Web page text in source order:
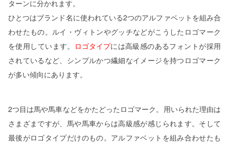
ターンに分かれます。
ひとつはブランド名に使われている2つのアルファベットを組み合
わせたもの。ルイ・ヴィトンやグッチなどがこうしたロゴマーク
を使用しています。
ロゴタイプには高級感のあるフォントが採用
されているなど、シンプルかつ繊細なイメージを持つロゴマーク
が多い傾向にあります。
2つ目は馬や馬車などをかたどったロゴマーク。用いられた理由は
さまざまですが、馬や馬車からは高級感が感じられます。そして
最後がロゴタイプだけのもの。アルファベットを組み合わせたも